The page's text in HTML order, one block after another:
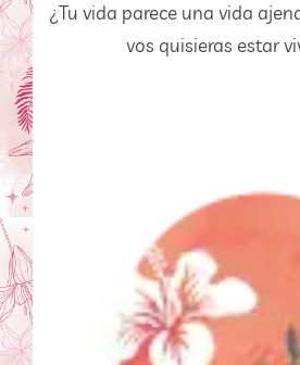
¿Tu vida parece una vida
vos quisieras estar